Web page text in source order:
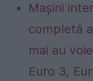
Mașini
completă
mai au
Euro 3,